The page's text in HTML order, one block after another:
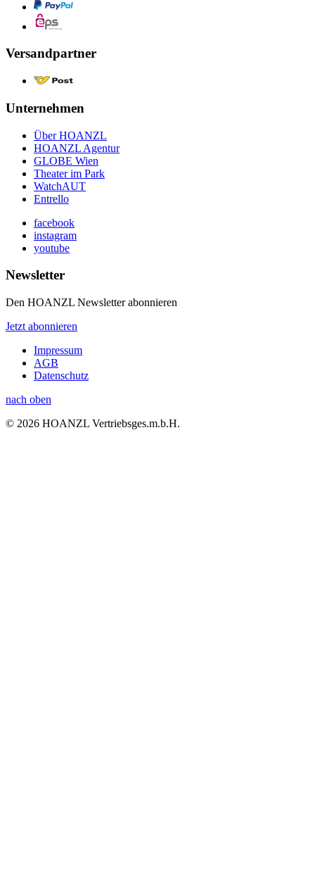
Versandpartner
Unternehmen
Über HOANZL
HOANZL Agentur
GLOBE Wien
Theater im Park
WatchAUT
Entrello
facebook
instagram
youtube
Newsletter
Den HOANZL Newsletter abonnieren
Jetzt abonnieren
Impressum
AGB
Datenschutz
nach oben
© 2026 HOANZL Vertriebsges.m.b.H.